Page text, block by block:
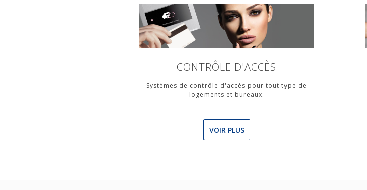
CONTRÔLE D'ACCÈS
Systèmes de contrôle d'accès pour tout type de
logements et bureaux.
VOIR PLUS